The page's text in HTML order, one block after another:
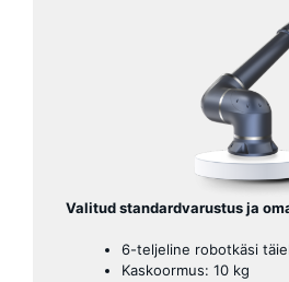
Valitud standardvarustus ja
6-teljeline robotkäsi
Kaskoormus: 10 kg